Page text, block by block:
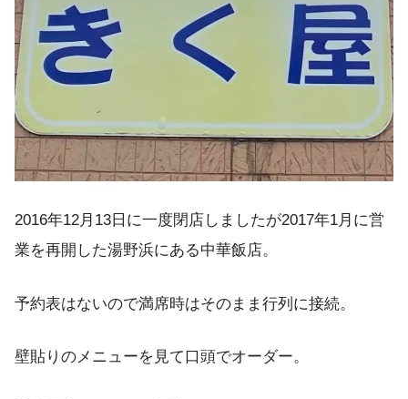
2016年12月13日に一度閉店しましたが2017年1月に営
業を再開した湯野浜にある中華飯店。
予約表はないので満席時はそのまま行列に接続。
壁貼りのメニューを見て口頭でオーダー。